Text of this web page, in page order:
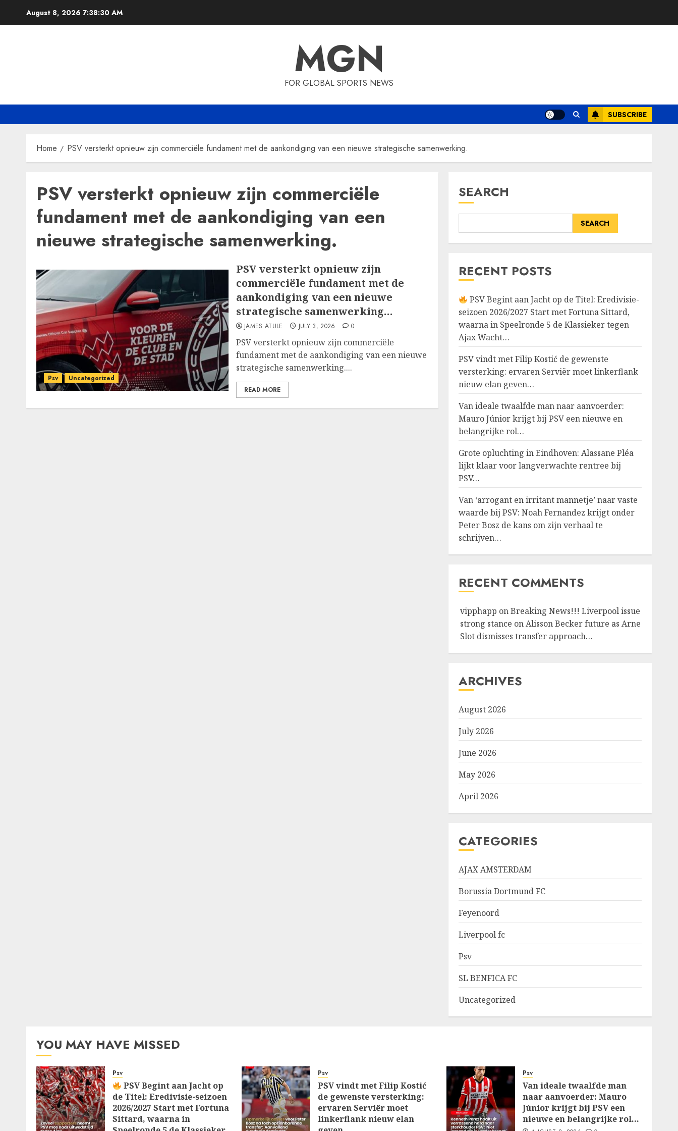
August 8, 2026 7:38:31 AM
MGN
FOR GLOBAL SPORTS NEWS
SUBSCRIBE
Home PSV versterkt opnieuw zijn commerciële fundament met de aankondiging van een nieuwe strategische samenwerking.
PSV versterkt opnieuw zijn commerciële
fundament met de aankondiging van een
nieuwe strategische samenwerking.
Psv Uncategorized
PSV versterkt opnieuw zijn
commerciële fundament met de
aankondiging van een nieuwe
strategische samenwerking…
JAMES ATULE JULY 3, 2026 0
PSV versterkt opnieuw zijn commerciële
fundament met de aankondiging van een nieuwe
strategische samenwerking....
READ MORE
SEARCH
SEARCH
RECENT POSTS
PSV Begint aan Jacht op de Titel: Eredivisie-
seizoen 2026/2027 Start met Fortuna Sittard,
waarna in Speelronde 5 de Klassieker tegen
Ajax Wacht…
PSV vindt met Filip Kostić de gewenste
versterking: ervaren Serviër moet linkerflank
nieuw elan geven…
Van ideale twaalfde man naar aanvoerder:
Mauro Júnior krijgt bij PSV een nieuwe en
belangrijke rol…
Grote opluchting in Eindhoven: Alassane Pléa
lijkt klaar voor langverwachte rentree bij
PSV…
Van ‘arrogant en irritant mannetje’ naar vaste
waarde bij PSV: Noah Fernandez krijgt onder
Peter Bosz de kans om zijn verhaal te
schrijven…
RECENT COMMENTS
vipphapp onBreaking News!!! Liverpool issue
strong stance on Alisson Becker future as Arne
Slot dismisses transfer approach…
ARCHIVES
August 2026
July 2026
June 2026
May 2026
April 2026
CATEGORIES
AJAX AMSTERDAM
Borussia Dortmund FC
Feyenoord
Liverpool fc
Psv
SL BENFICA FC
Uncategorized
YOU MAY HAVE MISSED
Psv
PSV Begint aan Jacht op
de Titel: Eredivisie-seizoen
2026/2027 Start met Fortuna
Sittard, waarna in
Psv
PSV vindt met Filip Kostić
de gewenste versterking:
ervaren Serviër moet
linkerflank nieuw elan
Psv
Van ideale twaalfde man
naar aanvoerder: Mauro
Júnior krijgt bij PSV een
nieuwe en belangrijke rol…